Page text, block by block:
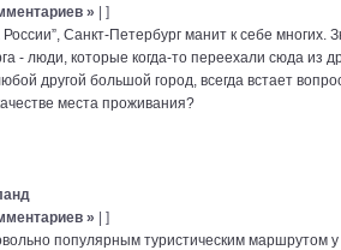
» | ]
Санкт-Петербург манит к себе многих.
- люди, которые когда-то переехали сюда из
другой большой город, всегда встает
места проживания?
» | ]
популярным туристическим маршрутом